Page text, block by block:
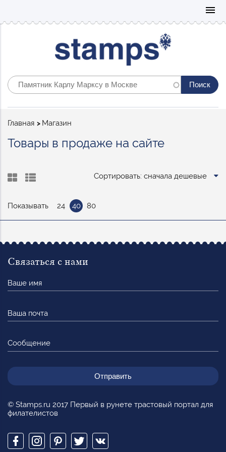
menu
Строка
Главная Магазин
Товары в продаже на сайте
Сортировать: сначала дешевые
Показывать 24 40 80
© Stamps.ru 2017 Первый в рунете трастовый портал для
филателистов
Связаться с нами
имя
почта
Сообщение